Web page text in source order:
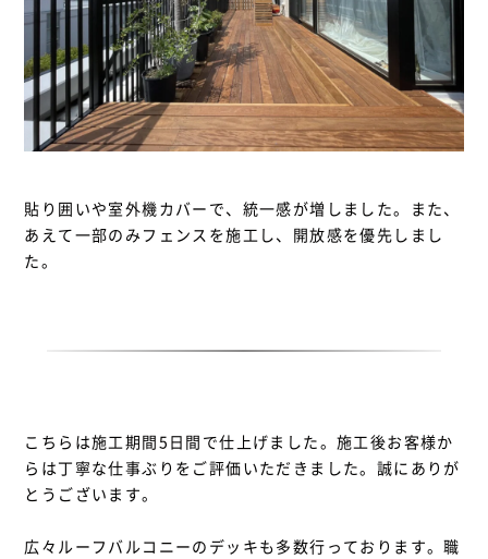
貼り囲いや室外機カバーで、統一感が増しました。また、
あえて一部のみフェンスを施工し、開放感を優先しまし
た。
こちらは施工期間5日間で仕上げました。施工後お客様か
らは丁寧な仕事ぶりをご評価いただきました。誠にありが
とうございます。
広々ルーフバルコニーのデッキも多数行っております。職